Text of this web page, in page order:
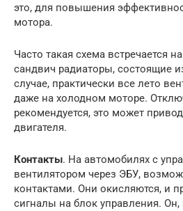
это, для повышения
мотора.
Часто такая схема встречается
сандвич радиаторы, состоящие
случае, практически все лето
даже на холодном моторе.
рекомендуется, это может
двигателя.
Контакты. На автомобилях с
вентилятором через ЭБУ,
контактами. Они окисляются, и
сигналы на блок управления.